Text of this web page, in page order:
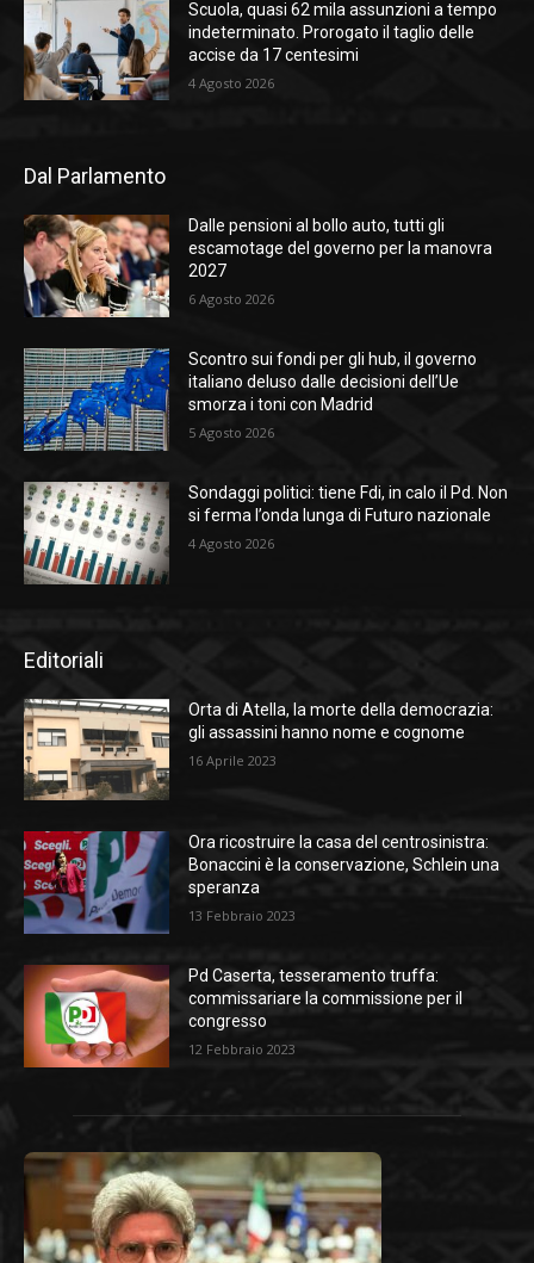
Scuola, quasi 62 mila assunzioni a tempo
indeterminato. Prorogato il taglio delle
accise da 17 centesimi
4 Agosto 2026
Dal Parlamento
Dalle pensioni al bollo auto, tutti gli
escamotage del governo per la manovra
2027
6 Agosto 2026
Scontro sui fondi per gli hub, il governo
italiano deluso dalle decisioni dell’Ue
smorza i toni con Madrid
5 Agosto 2026
Sondaggi politici: tiene Fdi, in calo il Pd. Non
si ferma l’onda lunga di Futuro nazionale
4 Agosto 2026
Editoriali
Orta di Atella, la morte della democrazia:
gli assassini hanno nome e cognome
16 Aprile 2023
Ora ricostruire la casa del centrosinistra:
Bonaccini è la conservazione, Schlein una
speranza
13 Febbraio 2023
Pd Caserta, tesseramento truffa:
commissariare la commissione per il
congresso
12 Febbraio 2023